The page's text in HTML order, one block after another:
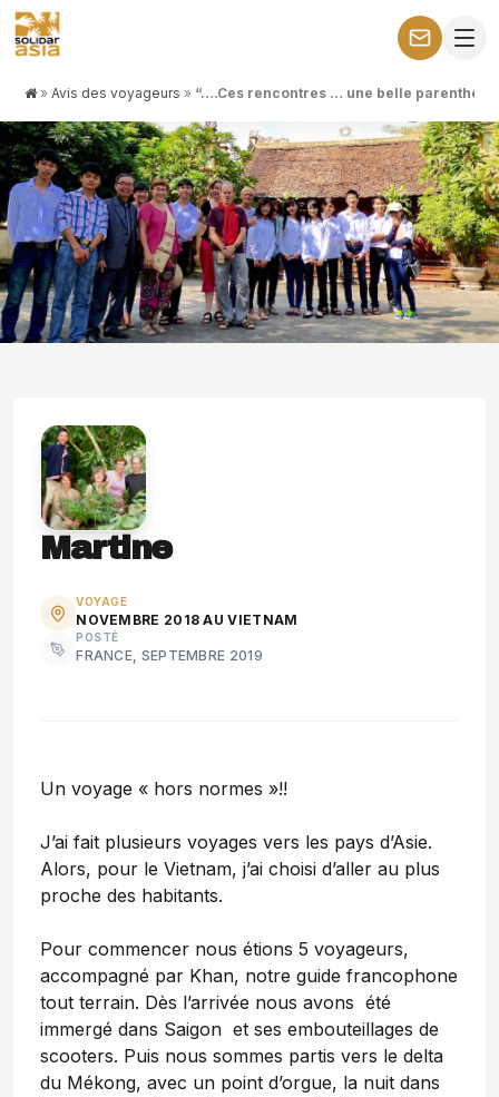
»Avis des voyageurs » “….Ces rencontres … une belle
Martine
VOYAGE
NOVEMBRE 2018 AU VIETNAM
POSTÉ
FRANCE, SEPTEMBRE 2019
Un voyage « hors normes »!!
J’ai fait plusieurs voyages vers les pays d’Asie.
Alors, pour le Vietnam, j’ai choisi d’aller au plus
proche des habitants.
Pour commencer nous étions 5 voyageurs,
accompagné par Khan, notre guide francophone
tout terrain. Dès l’arrivée nous avons été
immergé dans Saigon et ses embouteillages de
scooters. Puis nous sommes partis vers le delta
du Mékong, avec un point d’orgue, la nuit dans